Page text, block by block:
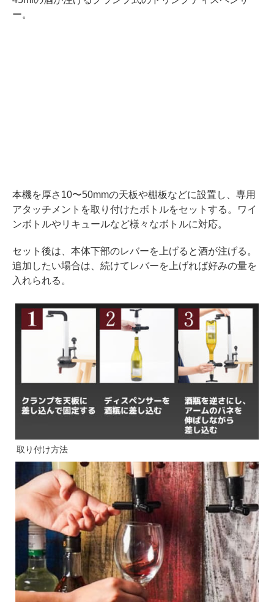
ー。
本機を厚さ10〜50mmの天板や棚板などに設置し、専用
アタッチメントを取り付けたボトルをセットする。ワイ
ンボトルやリキュールなど様々なボトルに対応。
セット後は、本体下部のレバーを上げると酒が注げる。
追加したい場合は、続けてレバーを上げれば好みの量を
入れられる。
取り付け方法